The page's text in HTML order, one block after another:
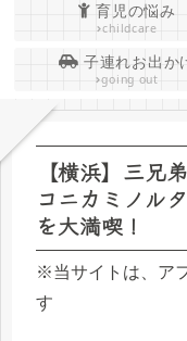
育児の悩み
childcare
子連れお出か
going out
【横浜】三兄
コニカミノル
を大満喫！
※当サイトは、ア
す